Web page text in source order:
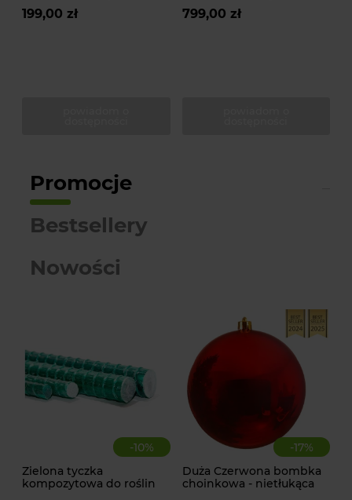
199,00 zł 799,00 zł
Promocje
Nowości
Bestsellery
-10%
Zielona tyczka
kompozytowa do roślin
-17%
Duża Czerwona bombka
choinkowa - nietłukąca